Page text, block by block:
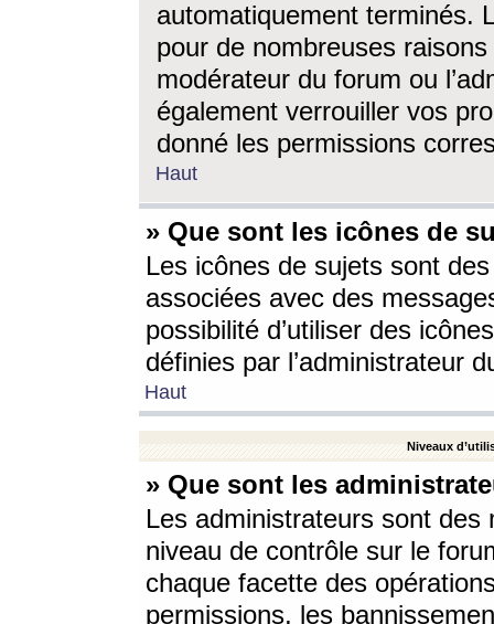
automatiquement terminés.
pour de nombreuses
modérateur du forum ou
également verrouiller vos
donné les permissions
Haut
» Que sont les icônes de
Les icônes de sujets sont
associées avec des
possibilité d’utiliser des
définies par l’administrateur
Haut
Niveaux
» Que sont les
Les administrateurs sont
niveau de contrôle sur le
chaque facette des
permissions, les